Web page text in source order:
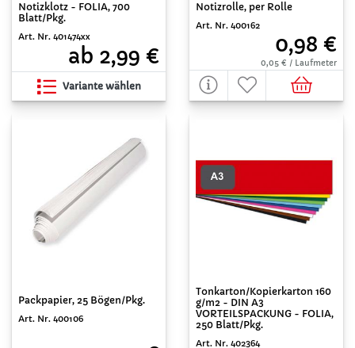
Notizklotz - FOLIA, 700
Blatt/Pkg.
Art. Nr. 401474xx
ab 2,99 €
Variante wählen
Notizrolle, per Rolle
Art. Nr. 400162
0,98 €
0,05 € / Laufmeter
Packpapier, 25 Bögen/Pkg.
Art. Nr. 400106
Tonkarton/Kopierkarton 160
g/m2 - DIN A3
VORTEILSPACKUNG - FOLIA,
250 Blatt/Pkg.
Art. Nr. 402364